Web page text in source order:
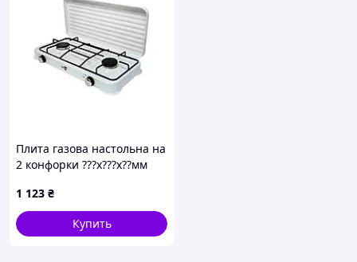
Плита газова настольна на
2 конфорки ???х???х??мм
1 123 ₴
Купить